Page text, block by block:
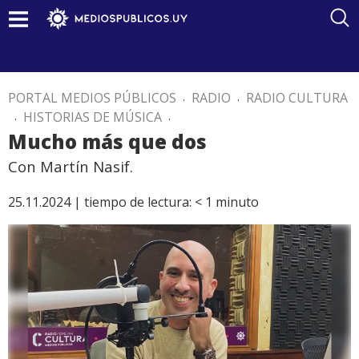
PORTAL MEDIOS PÚBLICOS . RADIO . RADIO CULTURA
. HISTORIAS DE MÚSICA .
Mucho más que dos
Con Martín Nasif.
25.11.2024 | tiempo de lectura: < 1 minuto